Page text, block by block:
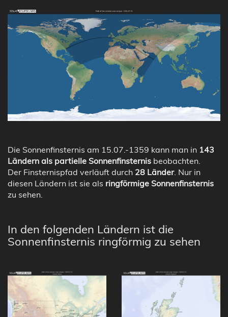
Die Sonnenfinsternis am 15.07.-1359 kann man in 143
Ländern als partielle Sonnenfinsternis beobachten.
Der Finsternispfad verläuft durch 28 Länder. Nur in
diesen Ländern ist sie als ringförmige Sonnenfinsternis
zu sehen.
In den folgenden Ländern ist die
Sonnenfinsternis ringförmig zu sehen